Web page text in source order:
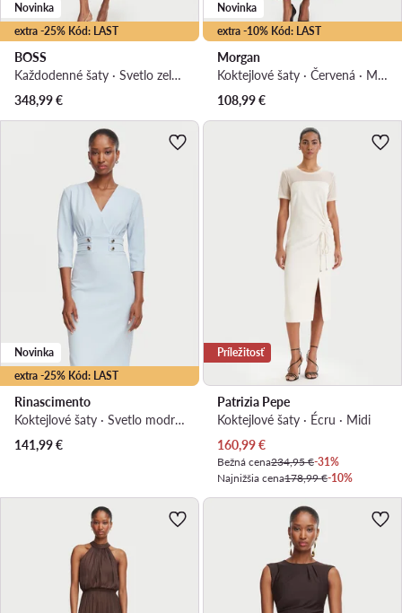
extra -25% Kód: LAST
Novinka
BOSS
Každodenné šaty · Svetlo zelená · Midi
348,99€
extra -10% Kód: LAST
Novinka
Morgan
Koktejlové šaty · Červená · Midi
108,99€
extra -25% Kód: LAST
Novinka
Rinascimento
Koktejlové šaty · Svetlo modrá · Midi
141,99€
Príležitosť
Patrizia Pepe
Koktejlové šaty · Écru · Midi
Aktuálna cena
160,99€
Bežná cena234,95 €-31%
Najnižšia cena178,99 €-10%